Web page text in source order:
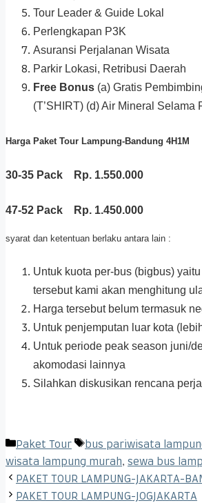
Tour Leader & Guide Lokal
Perlengkapan P3K
Asuransi Perjalanan Wisata
Parkir Lokasi, Retribusi Daerah
Free Bonus (a) Gratis
(T’SHIRT) (d) Air Mineral
Harga Paket Tour Lampung-Bandung 4H1M
30-35 Pack Rp. 1.550.000
47-52 Pack Rp. 1.450.000
syarat dan ketentuan berlaku antara lain :
Untuk kuota per-bus (bigbus)
tersebut kami akan menghitung
Harga tersebut belum termasuk
Untuk penjemputan luar kota
Untuk periode peak season juni/
akomodasi lainnya
Silahkan diskusikan rencana
Categories
Paket Tour Tags
bus pariwisata
wisata lampung murah, sewa bus
PAKET TOUR LAMPUNG-JAKARTA-
PAKET TOUR LAMPUNG-JOGJAKARTA